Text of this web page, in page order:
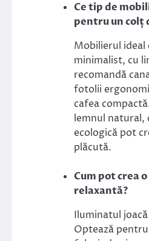
Ce tip de
pentru un colț
Mobilierul
minimalist, cu
recomandă
fotolii
cafea
lemnul natural,
ecologică pot
plăcută.
Cum pot crea
relaxantă?
Iluminatul
Optează